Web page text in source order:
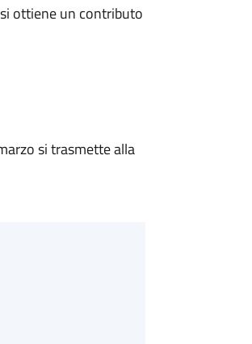
ottiene un contributo
si trasmette alla